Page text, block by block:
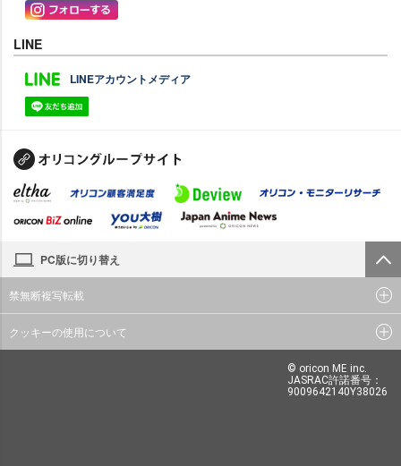
LINE
LINEアカウントメディア
PC版に切り替え
禁無断複写転載
クッキーの使用について
© oricon ME inc.
JASRAC許諾番号：
9009642140Y38026